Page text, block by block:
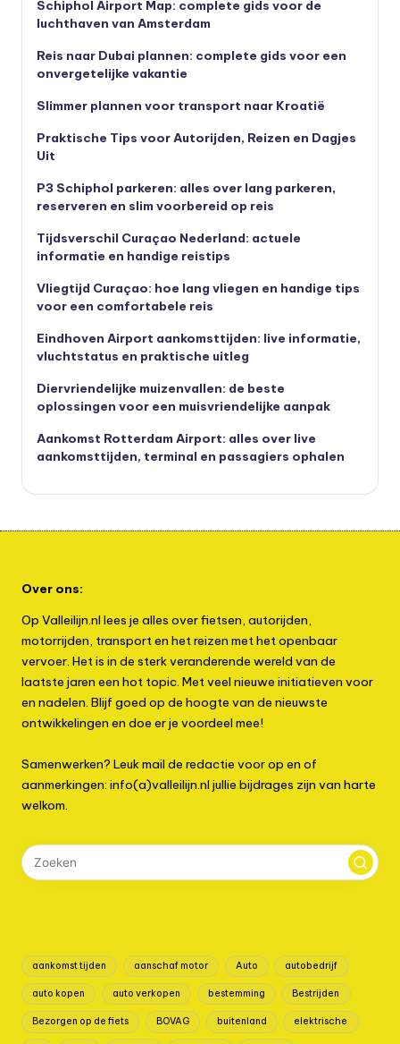
Schiphol Airport Map: complete gids voor de
luchthaven van Amsterdam
Reis naar Dubai plannen: complete gids voor een
onvergetelijke vakantie
Slimmer plannen voor transport naar Kroatië
Praktische Tips voor Autorijden, Reizen en Dagjes
Uit
P3 Schiphol parkeren: alles over lang parkeren,
reserveren en slim voorbereid op reis
Tijdsverschil Curaçao Nederland: actuele
informatie en handige reistips
Vliegtijd Curaçao: hoe lang vliegen en handige tips
voor een comfortabele reis
Eindhoven Airport aankomsttijden: live informatie,
vluchtstatus en praktische uitleg
Diervriendelijke muizenvallen: de beste
oplossingen voor een muisvriendelijke aanpak
Aankomst Rotterdam Airport: alles over live
aankomsttijden, terminal en passagiers ophalen
Over ons:
Op Valleilijn.nl lees je alles over fietsen, autorijden,
motorrijden, transport en het reizen met het openbaar
vervoer. Het is in de sterk veranderende wereld van de
laatste jaren een hot topic. Met veel nieuwe initiatieven voor
en nadelen. Blijf goed op de hoogte van de nieuwste
ontwikkelingen en doe er je voordeel mee!
Samenwerken? Leuk mail de redactie voor op en of
aanmerkingen: info(a)valleilijn.nl jullie bijdrages zijn van harte
welkom.
aankomst tijden aanschaf motor Auto autobedrijf
auto kopen auto verkopen bestemming Bestrijden
Bezorgen op de fiets BOVAG buitenland elektrische